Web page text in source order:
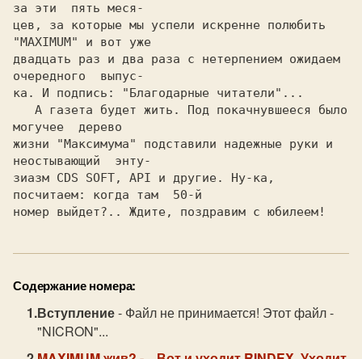
за эти  пять меся-
цев, за которые мы успели искренне полюбить
"MAXIMUM" и вот уже
двадцать раз и два раза с нетерпением ожидаем
очередного  выпус-
ка. И подпись: "Благодарные читатели"...
могучее  дерево
жизни "Максимума" подставили надежные руки и
неостывающий  энту-
зиазм CDS SOFT, API и другие. Ну-ка,
посчитаем: когда там  50-й
номер выйдет?.. Ждите, поздравим с юбилеем!
Содержание номера:
Вступление- Файл не принимается! Этот файл -
"NICRON"...